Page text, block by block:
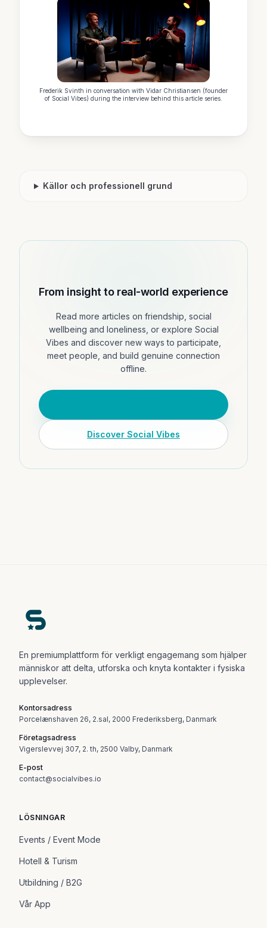
Frederik Svinth in conversation with Vidar Christiansen (founder
of Social Vibes) during the interview behind this article series.
Källor och professionell grund
From insight to real-world experience
Read more articles on friendship, social
wellbeing and loneliness, or explore Social
Vibes and discover new ways to participate,
meet people, and build genuine connection
offline.
Discover Social Vibes
En premiumplattform för verkligt engagemang som hjälper
människor att delta, utforska och knyta kontakter i fysiska
upplevelser.
Kontorsadress
Porcelænshaven 26, 2.sal, 2000 Frederiksberg, Danmark
Företagsadress
Vigerslevvej 307, 2. th, 2500 Valby, Danmark
E-post
contact@socialvibes.io
LÖSNINGAR
Events / Event Mode
Hotell & Turism
Utbildning / B2G
Vår App